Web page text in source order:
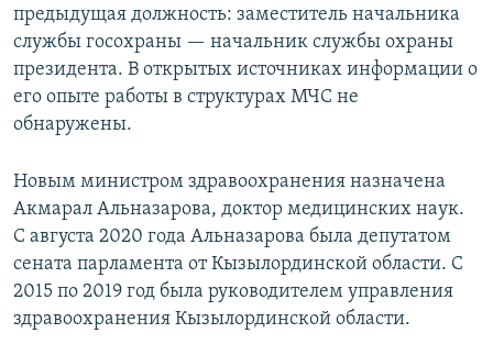
предыдущая должность: заместитель начальника
службы госохраны — начальник службы охраны
президента. В открытых источниках информации о
его опыте работы в структурах МЧС не
обнаружены.
Новым министром здравоохранения назначена
Акмарал Альназарова, доктор медицинских наук.
С августа 2020 года Альназарова была депутатом
сената парламента от Кызылординской области. С
2015 по 2019 год была руководителем управления
здравоохранения Кызылординской области.